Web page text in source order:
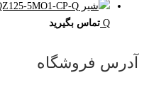
Q تماس بگیرید
آدرس فروشگاه